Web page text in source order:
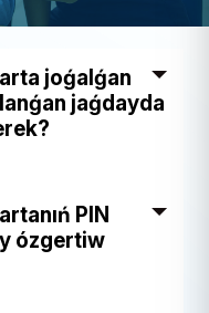
joǵalǵan
jaǵdayda
PIN
ózgertiw